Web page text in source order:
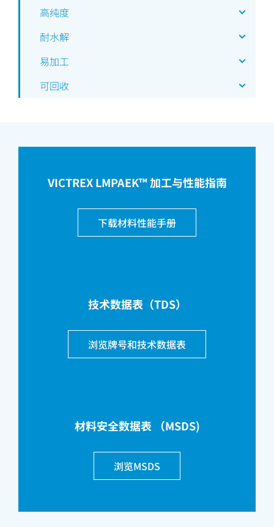
高纯度
耐水解
易加工
可回收
VICTREX LMPAEK™ 加工与性能指南
下载材料性能手册
技术数据表（TDS）
浏览牌号和技术数据表
材料安全数据表 （MSDS)
浏览MSDS